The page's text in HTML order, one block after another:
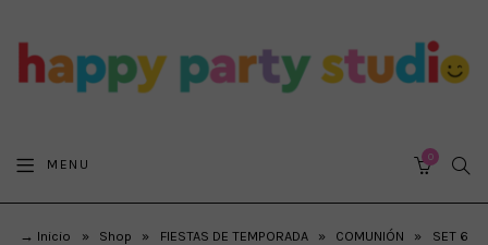
MENU 0
→ Inicio » Shop » FIESTAS DE TEMPORADA » COMUNIÓN »
SET 6